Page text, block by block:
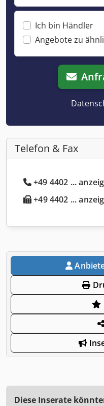
Ich bin Händler
Angebote zu
Telefon & Fax
+49 4402 ...
+49 4402 ...
Diese Inserate